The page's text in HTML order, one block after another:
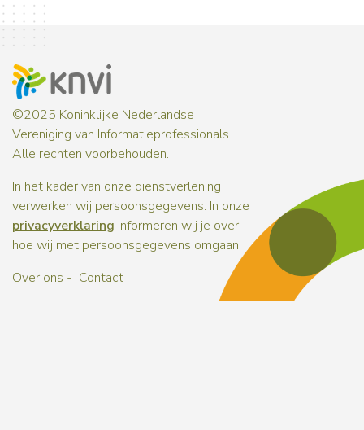
©2025 Koninklijke Nederlandse
Vereniging van Informatieprofessionals.
Alle rechten voorbehouden.
In het kader van onze dienstverlening
verwerken wij persoonsgegevens. In onze
privacyverklaring informeren wij je over
hoe wij met persoonsgegevens omgaan.
Over ons
Contact